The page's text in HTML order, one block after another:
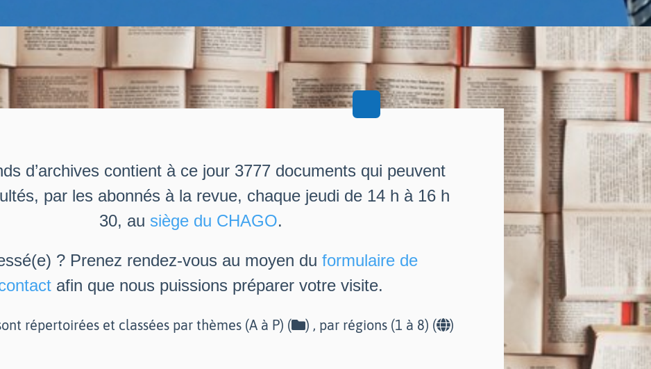
d’archives contient à ce jour 3777 documents qui peuvent
par les abonnés à la revue, chaque jeudi de 14 h à 16 h
30, au siège du CHAGO.
? Prenez rendez-vous au moyen du formulaire de
afin que nous puissions préparer votre visite.
répertoirées et classées par thèmes (A à P) ( ) , par régions (1 à 8) (
)